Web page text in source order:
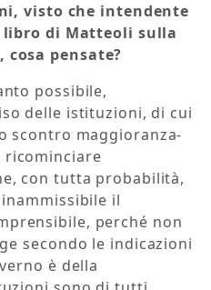
visto che intendente
di Matteoli sulla
pensate?
possibile,
delle istituzioni, di cui
scontro maggioranza-
ricominciare
con tutta probabilità,
il
perché non
secondo le indicazioni
è della